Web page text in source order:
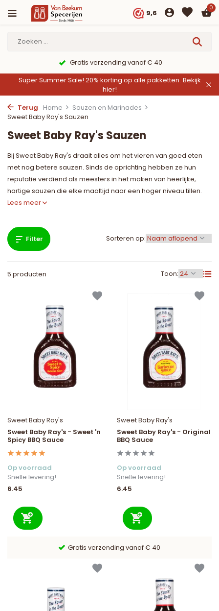
9,6
0
9,6/10 Webwinkelkeur ✔
Super Summer Sale! 20% korting op alle pakketten. Bekijk
hier!
Terug
Home
Sauzen en Marinades
Sweet Baby Ray's Sauzen
Sweet Baby Ray's Sauzen
Bij Sweet Baby Ray's draait alles om het vieren van goed eten
met nog betere sauzen. Sinds de oprichting hebben ze hun
reputatie verdiend als meesters in het maken van heerlijke,
hartige sauzen die elke maaltijd naar een hoger niveau tillen.
Lees meer
Filter
5 producten Toon:
Sorteren op:
Sweet Baby Ray's
Sweet Baby Ray's - Sweet 'n
Spicy BBQ Sauce
Op voorraad
Snelle levering!
6.45
Sweet Baby Ray's
Sweet Baby Ray's - Original
BBQ Sauce
Op voorraad
Snelle levering!
6.45
9,6/10 Webwinkelkeur ✔